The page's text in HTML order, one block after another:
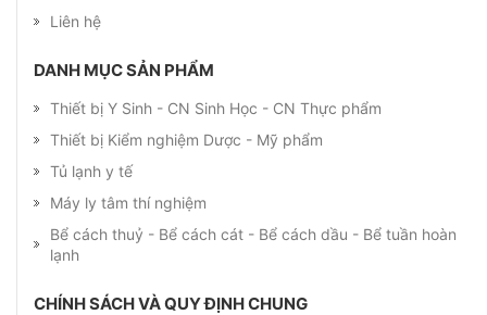
Liên hệ
DANH MỤC SẢN PHẨM
Thiết bị Y Sinh - CN Sinh Học - CN Thực phẩm
Thiết bị Kiểm nghiệm Dược - Mỹ phẩm
Tủ lạnh y tế
Máy ly tâm thí nghiệm
Bể cách thuỷ - Bể cách cát - Bể cách dầu - Bể tuần hoàn
lạnh
CHÍNH SÁCH VÀ QUY ĐỊNH CHUNG